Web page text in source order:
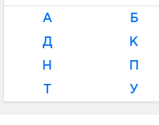
А Б
Д
К
Н
П
Т
У